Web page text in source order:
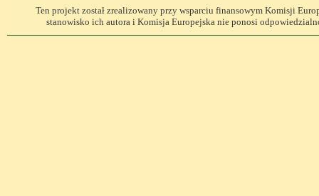
Ten projekt został zrealizowany przy wsparciu finansowym Komisji
stanowisko ich autora i Komisja Europejska nie ponosi